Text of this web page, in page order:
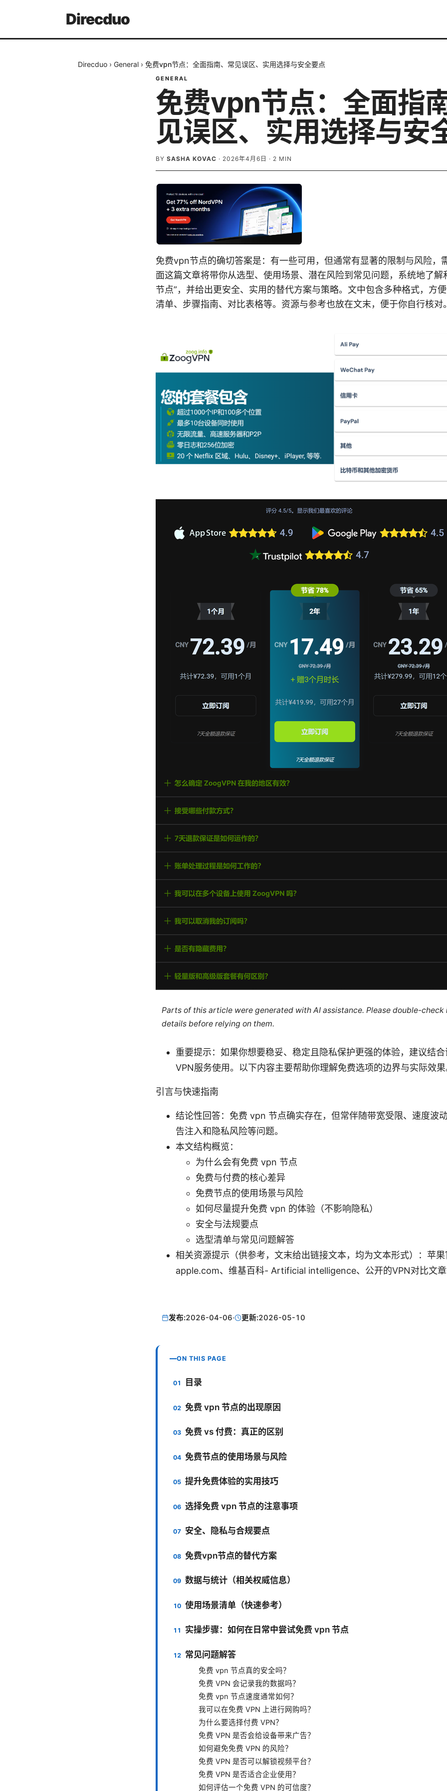
Direcduo
Direcduo › General › 免费vpn节点：全面指南、常见误区、实用选择与安全要点
GENERAL
免费vpn节点：全面指
见误区、实用选择与安
BY SASHA KOVAC · 2026年4月6日 · 2 MIN
免费vpn节点的确切答案是：有一些可用，但通常有显著的限制与风险，
面这篇文章将带你从选型、使用场景、潜在风险到常见问题，系统地了解
节点”，并给出更安全、实用的替代方案与策略。文中包含多种格式，方
清单、步骤指南、对比表格等。资源与参考也放在文末，便于你自行核对。
Parts of this article were generated with AI assistance. Please double-
details before relying on them.
重要提示：如果你想要稳妥、稳定且隐私保护更强的体验，建议结
VPN服务使用。以下内容主要帮助你理解免费选项的边界与实际效果
引言与快速指南
结论性回答：免费 vpn 节点确实存在，但常伴随带宽受限、速度波
告注入和隐私风险等问题。
本文结构概览：
为什么会有免费 vpn 节点
免费与付费的核心差异
免费节点的使用场景与风险
如何尽量提升免费 vpn 的体验（不影响隐私）
安全与法规要点
选型清单与常见问题解答
相关资源提示（供参考，文末给出链接文本，均为文本形式）：苹果
apple.com、维基百科- Artificial intelligence、公开的VPN对比文章
发布:2026-04-06· 更新:2026-05-10
ON THIS PAGE
目录
免费 vpn 节点的出现原因
免费 vs 付费：真正的区别
免费节点的使用场景与风险
提升免费体验的实用技巧
选择免费 vpn 节点的注意事项
安全、隐私与合规要点
免费vpn节点的替代方案
数据与统计（相关权威信息）
使用场景清单（快速参考）
实操步骤：如何在日常中尝试免费 vpn 节点
常见问题解答
免费 vpn 节点真的安全吗？
免费 VPN 会记录我的数据吗？
免费 vpn 节点速度通常如何？
我可以在免费 VPN 上进行网购吗？
为什么要选择付费 VPN？
免费 VPN 是否会给设备带来广告？
如何避免免费 VPN 的风险？
免费 VPN 是否可以解锁视频平台？
免费 VPN 是否适合企业使用？
如何评估一个免费 VPN 的可信度？